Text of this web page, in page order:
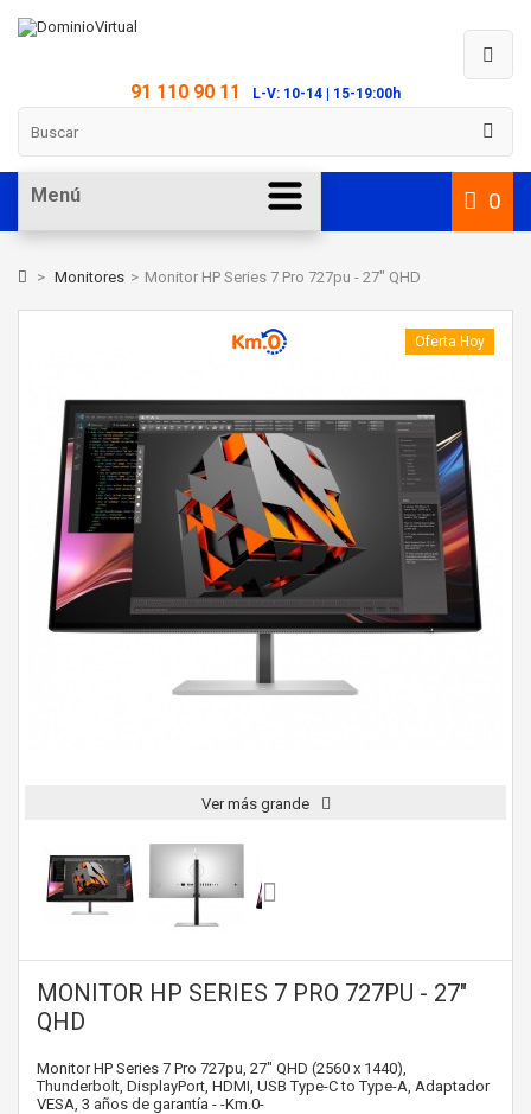
91 110 90 11 L-V: 10-14 | 15-19:00h
0
Menú
> Monitores > Monitor HP Series 7 Pro 727pu - 27" QHD
Oferta Hoy
Ver más grande
MONITOR HP SERIES 7 PRO 727PU - 27"
QHD
Monitor HP Series 7 Pro 727pu, 27" QHD (2560 x 1440),
Thunderbolt, DisplayPort, HDMI, USB Type-C to Type-A, Adaptador
VESA, 3 años de garantía - -Km.0-